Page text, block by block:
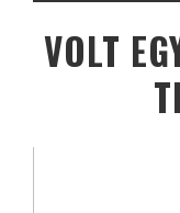
VOLT